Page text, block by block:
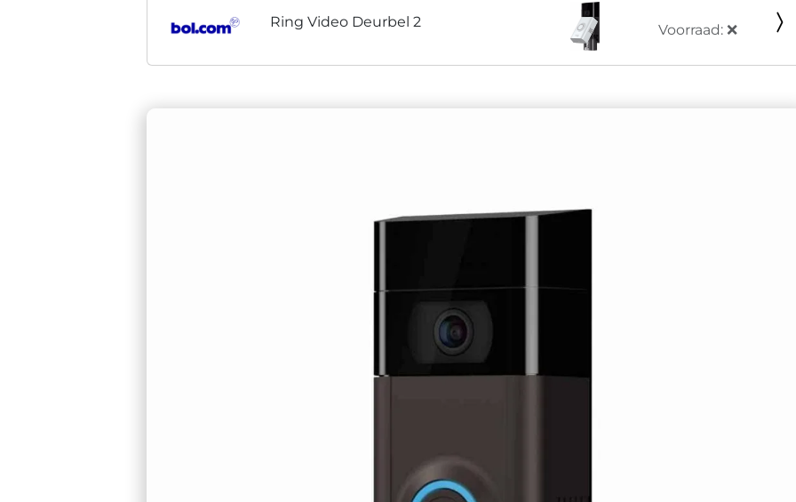
Ring Video Deurbel 2 Voorraad: ❌